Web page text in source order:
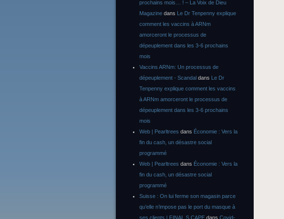
prochains mois… ! – La Voix de Dieu
Magazine dans Le Dr Tenpenny explique
comment les vaccins à ARNm
amorceront le processus de
dépeuplement dans les 3-6 prochains
mois
Vaccins ARNm: Un processus de
dépeuplement - Scandal dans Le Dr
Tenpenny explique comment les vaccins
à ARNm amorceront le processus de
dépeuplement dans les 3-6 prochains
mois
Web | Pearltrees dans Économie : Vers la
fin du cash, un désastre social
programmé
Web | Pearltrees dans Économie : Vers la
fin du cash, un désastre social
programmé
Suisse : On lui ferme son magasin parce
qu’elle n’impose pas le port du masque à
ses clients | FINAL S CAPE dans Covid-